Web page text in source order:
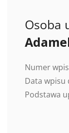
Osoba
Numer
Data wpisu
Podstawa